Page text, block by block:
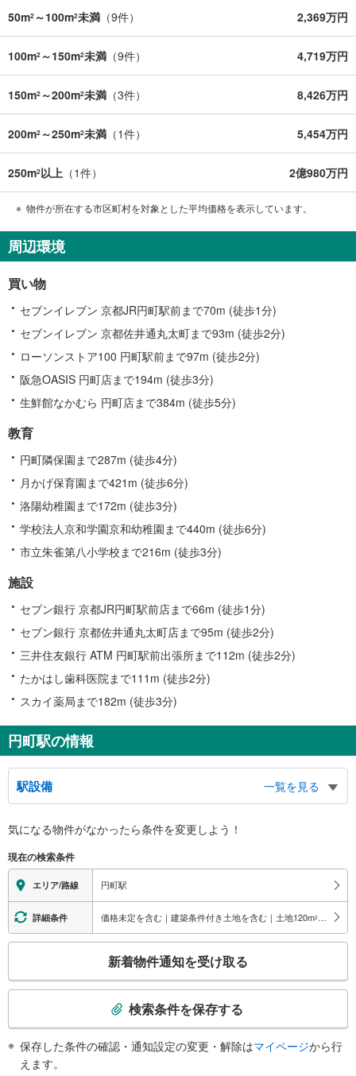
50m2 ～100m2未満 （9件） 2,369万円
100m2 ～150m2未満 （9件） 4,719万円
150m2 ～200m2未満 （3件） 8,426万円
200m2 ～250m2未満 （1件） 5,454万円
250m2以上 （1件） 2億980万円
物件が所在する市区町村を対象とした平均価格を表示しています。
周辺環境
買い物
セブンイレブン 京都JR円町駅前まで70m (徒歩1分)
セブンイレブン 京都佐井通丸太町まで93m (徒歩2分)
ローソンストア100 円町駅前まで97m (徒歩2分)
阪急OASIS 円町店まで194m (徒歩3分)
生鮮館なかむら 円町店まで384m (徒歩5分)
教育
円町隣保園まで287m (徒歩4分)
月かげ保育園まで421m (徒歩6分)
洛陽幼稚園まで172m (徒歩3分)
学校法人京和学園京和幼稚園まで440m (徒歩6分)
市立朱雀第八小学校まで216m (徒歩3分)
施設
セブン銀行 京都JR円町駅前店まで66m (徒歩1分)
セブン銀行 京都佐井通丸太町店まで95m (徒歩2分)
三井住友銀行 ATM 円町駅前出張所まで112m (徒歩2分)
たかはし歯科医院まで111m (徒歩2分)
スカイ薬局まで182m (徒歩3分)
円町駅の情報
駅設備
一覧を見る
※段差なしでの移動経路
地上⇔改札⇔ホーム：○
エレベータ
・ホーム⇔改札
エスカレータ
・ホーム⇔改札
・改札内
・ＡＥＤ
気になる物件がなかったら条件を変更しよう！
現在の検索条件
エリア/路線 円町駅
詳細条件 価格未定を含む｜建築条件付き土地を含む｜土地120m2 以上
検
新着物件通知を受け取る
検索条件を保存する
保存した条件の確認・通知設定の変更・解除はマイページから行
えます。